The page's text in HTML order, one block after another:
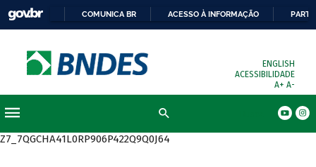
COMUNICA BR ACESSO À INFORMAÇÃO
ENGLISH
ACESSIBILIDADE
A+ A-
Z7_7QGCHA41L0RP906P422Q9Q0J64